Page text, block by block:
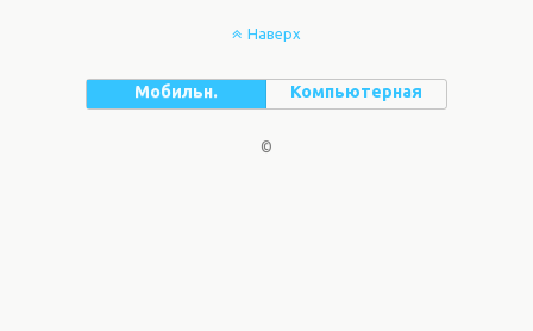
Наверх
Мобильн. Компьютерная
©